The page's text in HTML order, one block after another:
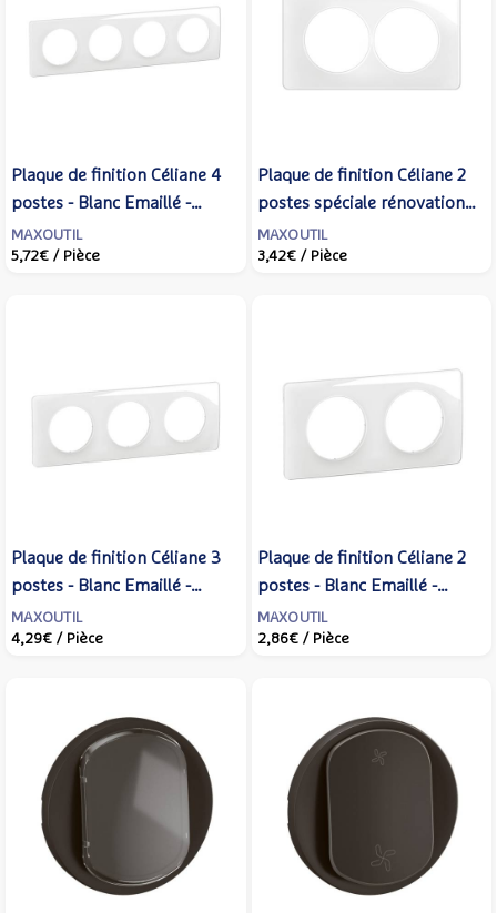
Plaque de finition Céliane 4
postes - Blanc Emaillé -
LEGRAND - CP0004
MAXOUTIL
5,72€ / Pièce
Plaque de finition Céliane 2
postes spéciale rénovation -
Blanc Emaillé - LEGRAND -
CP0006
MAXOUTIL
3,42€ / Pièce
Plaque de finition Céliane 3
postes - Blanc Emaillé -
LEGRAND - CP0003
MAXOUTIL
4,29€ / Pièce
Plaque de finition Céliane 2
postes - Blanc Emaillé -
LEGRAND - CP0002
MAXOUTIL
2,86€ / Pièce